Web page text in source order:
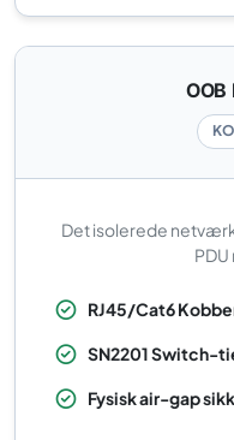
Det isolerede
RJ45/Cat6
SN2201 Switch-
Fysisk air-gap